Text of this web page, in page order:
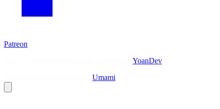
Patreon
YoanDev
Umami